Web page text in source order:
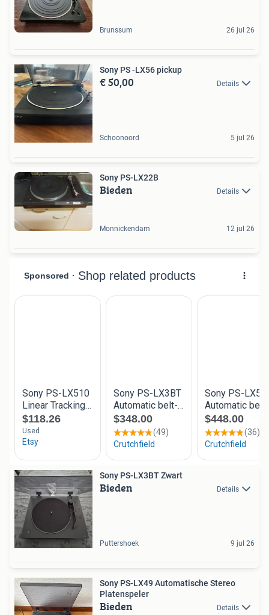
Brunssum 26 jul 26
Sony PS -LX56 pickup
€ 50,00 Details
Schoonoord 5 jul 26
Sony PS-LX22B
Bieden Details
Monnickendam 12 jul 26
Sony PS-LX3BT Zwart
Bieden Details
Puttershoek 9 jul 26
Sony PS-LX49 Automatische Stereo
Platenspeler
Bieden Details